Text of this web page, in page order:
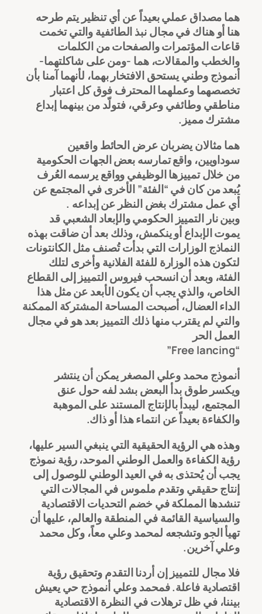
هما مصداق عملي بعيداً عن أي تنظير يتم طرحه
هنا أو هناك في مجال نبذ الطائفية والتي تخمت
قاعات المؤتمرات والصفحات من الكلمات
والخطب والمقالات، هما -ومن على شاكلتهما-
أنموذج وطني يستحق الافتخار بهما، لأنهما آمنا بأن
تخصصهما وعملهما المحترف فوق كل اعتبار
مناطقي وطائفي وعرقي، فتولّد من بينهما إبداع
مشترك مميز.
هما مثالان يضربان عرض الحائط واقعين
سوداويين، واقع تمارسه بعض الجهات الحكومية
من خلال تمييزها الوظيفي وواقع يرسمه العُرف
يُبعد من كان في “الفئة” الأخرى في المجتمع عن
أي عمل مشترك بغض النظر عن إبداعه .
وبين نار التمييز الحكومي والإبعاد الشعبي قد
يموت الإبداع أو ينكمش، وذلك بعد أن ضاقت بهذه
النماذج الوزارات التي بدأت تُصنف مثل الكانتونات
لتكون هذه الوزارة للفئة الفلانية وأخرى لتلك
الفئة، وبعد أن انسحب فيروس التمييز إلى القطاع
الخاص، والذي يجب أن يكون الأبعد عن مثل هذا
الداء العضال، أصبحت المساحة المشتركة الممكنة
والتي لم يقترب منها ذلك التمييز بعد هو في مجال
العمل الحر
“Free lancing”
أنموذج محمد وعلي المصغر يمكن أن ينتشر
ويكسر طوق بدأ البعض بشد لفه حول عنق
المجتمع، ليبدأ بالإنتاج المستند على الموهبة
والكفاءة بعيداً عن انتماء هذا أو ذاك.
وهذه هي الرؤية الحقيقية التي ينبغي السير عليها،
رؤية الكفاءة والعمل الوطني الموحد، رؤية نموذج
يجب أن يُحتذى به في العيد الوطني للوصول إلى
إنتاج حقيقي وتقدم ملموس في المجالات التي
تنشدها المملكة في خضم التحديات الاقتصادية
والسياسية القائمة في المنطقة والعالم، عليها أن
تهيأ الجو وتشجعه لمحمد وعلي معاً، وكل محمد
وعلي آخرين.
فلا مجال للتمييز إن أردنا التقدم وتحقيق رؤية
اقتصادية فاعلة. فمحمد وعلي أنموذج حي يعيش
بيننا، في ظل ترهلات في النظرة الاقتصادية